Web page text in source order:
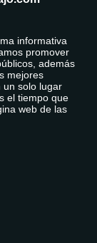
informativa
promover
además
mejores
un solo lugar
el tiempo que
web de las